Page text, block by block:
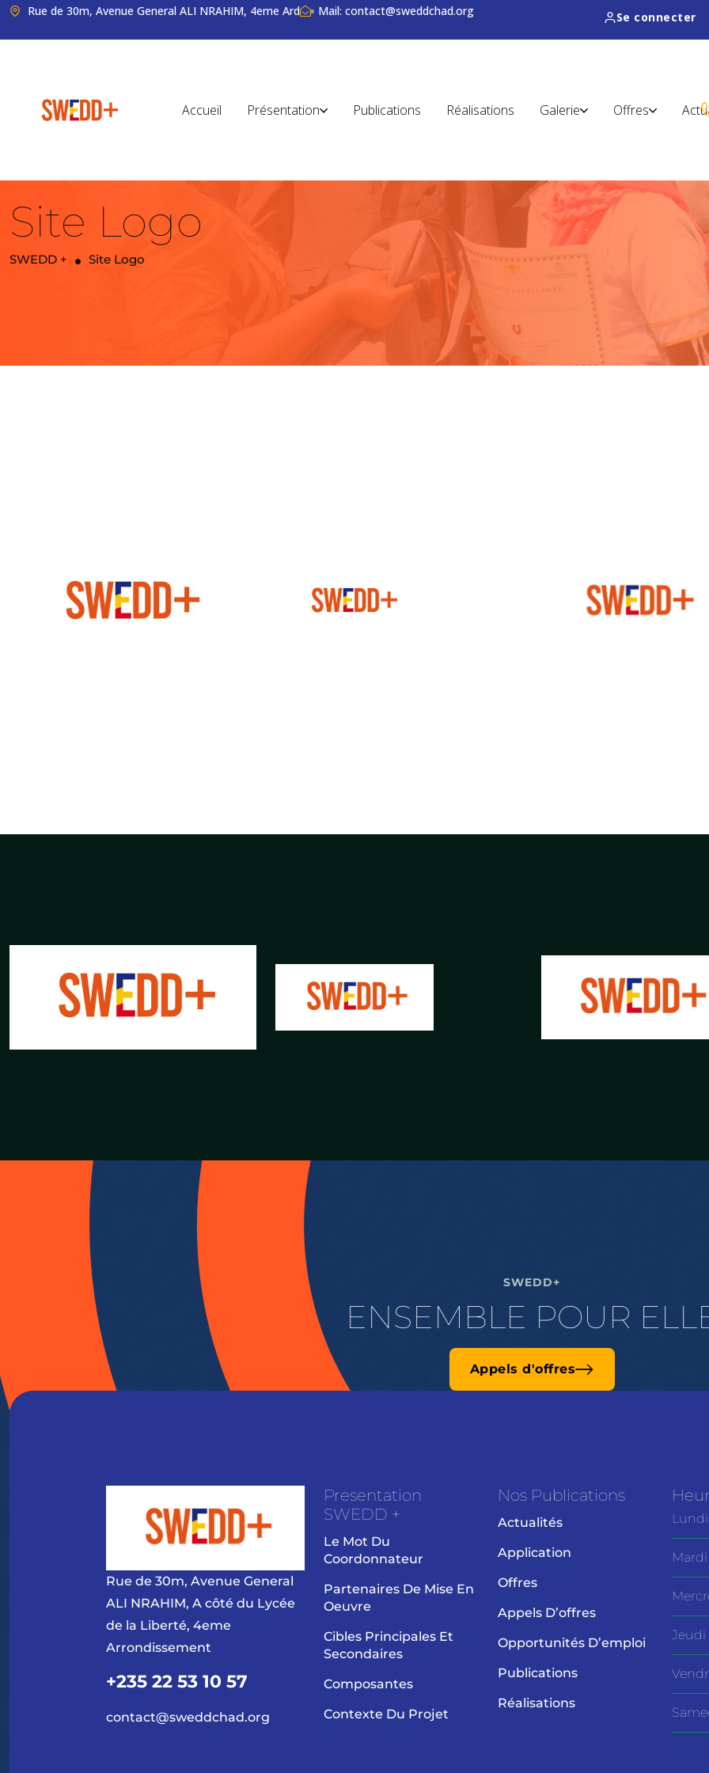
Rue de 30m, Avenue General ALI NRAHIM, 4eme Ard Mail: contact@sweddchad.org Se connecter
Accueil Présentation Publications Réalisations Galerie Offres
Site Logo
SWEDD + Site Logo
SWEDD+
ENSEMBLE POUR
Appels d'offres
Rue de 30m, Avenue General
ALI NRAHIM, A côté du Lycée
de la Liberté, 4eme
Arrondissement
+235 22 53 10 57
contact@sweddchad.org
Presentation
SWEDD +
Le Mot Du
Coordonnateur
Partenaires De Mise En
Oeuvre
Cibles Principales Et
Secondaires
Composantes
Contexte Du Projet
Nos Publications
Actualités
Application
Offres
Appels D’offres
Opportunités D’emploi
Publications
Réalisations
Lundi
Mardi
Jeudi